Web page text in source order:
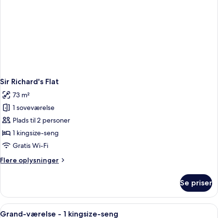
Sir Richard's Flat
73 m²
1 soveværelse
Plads til 2 personer
1 kingsize-seng
Gratis Wi-Fi
Flere oplysninger
Flere
Richard's
Flat
Se priser
Indlæs
Et hotelværelse med en stor seng,
4
Grand-værelse - 1 kingsize-seng